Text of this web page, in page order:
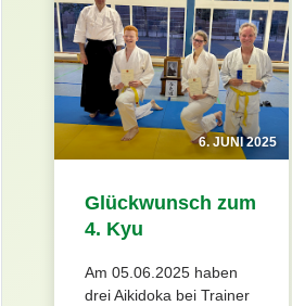
6. JUNI 2025
Glückwunsch zum
4. Kyu
Am 05.06.2025 haben
drei Aikidoka bei Trainer